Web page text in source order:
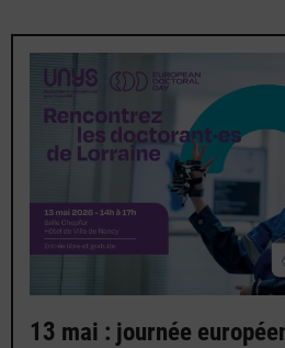
13 mai : journée